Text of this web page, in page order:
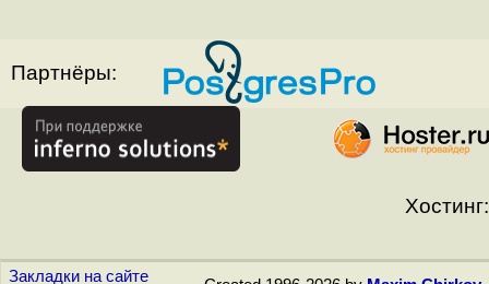
Партнёры:
Хостинг:
Закладки на сайте